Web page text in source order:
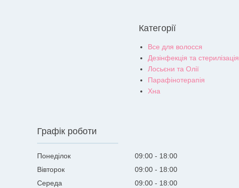
Категорії
Все для волосся
Дезінфекція та стерилізація
Лосьєни та Олії
Парафінотерапія
Хна
Графік роботи
Понеділок 09:00
18:00
Вівторок
09:00
18:00
Середа
09:00
18:00